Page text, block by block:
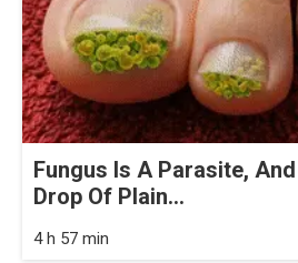
Fungus Is A Parasite,
Drop Of Plain...
4 h 57 min